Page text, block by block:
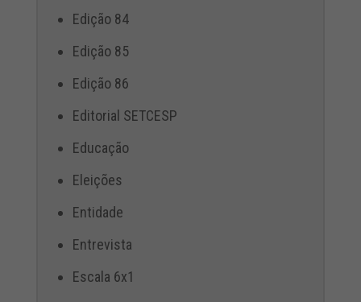
Edição 84
Edição 85
Edição 86
Editorial SETCESP
Educação
Eleições
Entidade
Entrevista
Escala 6x1